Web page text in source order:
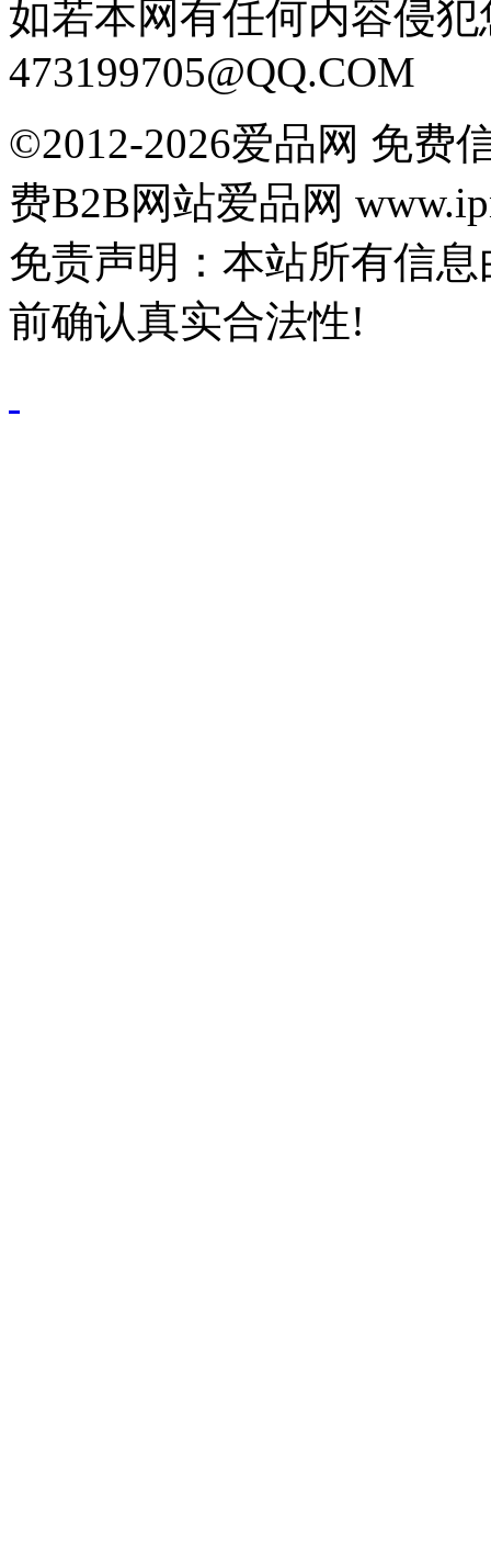
如若本网有任何内容侵
473199705@QQ.COM
©2012-2026爱品网 免费
费B2B网站爱品网
免责声明：本站所有信
前确认真实合法性!